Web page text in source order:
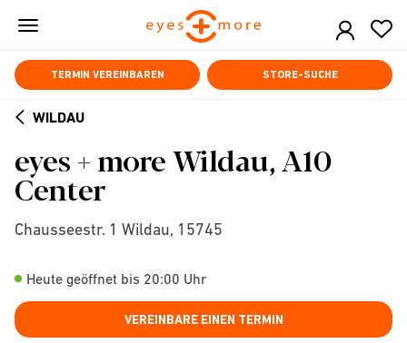
Skip
content
TERMIN VEREINBAREN STORE-SUCHE
WILDAU
eyes + more Wildau, A10
Center
Chausseestr. 1 Wildau, 15745
Heute geöffnet bis 20:00 Uhr
VEREINBARE EINEN TERMIN